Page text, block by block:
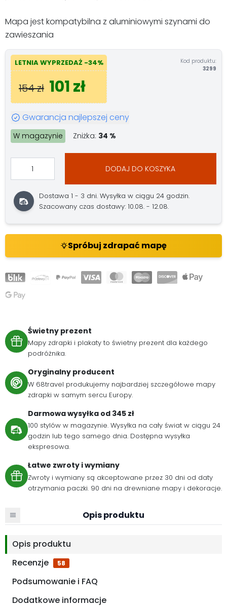
Mapa jest kompatybilna z aluminiowymi szynami do
zawieszania
LETNIA WYPRZEDAŻ -34%
154 zł 101 zł
Kod produktu:
3299
Gwarancja najlepszej ceny
W magazynie Zniżka: 34 %
DODAJ DO KOSZYKA
Dostawa 1 - 3 dni. Wysyłka w ciągu 24 godzin.
Szacowany czas dostawy: 10.08. - 12.08.
Spróbuj zdrapać mapę
Świetny prezent
Mapy zdrapki i plakaty to świetny prezent dla każdego
podróżnika.
Oryginalny producent
W 68travel produkujemy najbardziej szczegółowe mapy
zdrapki w samym sercu Europy.
Darmowa wysyłka od 345 zł
100 stylów w magazynie. Wysyłka na cały świat w ciągu 24
godzin lub tego samego dnia. Dostępna wysyłka
ekspresowa.
Łatwe zwroty i wymiany
Zwroty i wymiany są akceptowane przez 30 dni od daty
otrzymania paczki. 90 dni na drewniane mapy i dekoracje.
Opis produktu
Opis produktu
Recenzje
58
Podsumowanie i FAQ
Dodatkowe informacje